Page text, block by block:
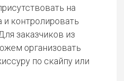
на
и контролировать
заказчиков из
организовать
по скайпу или